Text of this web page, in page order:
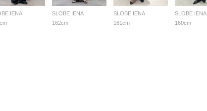
IENA
SLOBE IENA
162cm
SLOBE IENA
161cm
SLOBE IENA
160cm